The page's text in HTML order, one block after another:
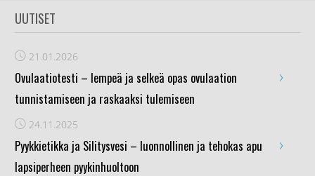
UUTISET
21.01.2026
Ovulaatiotesti – lempeä ja selkeä opas ovulaation
tunnistamiseen ja raskaaksi tulemiseen
›
24.11.2025
Pyykkietikka ja Silitysvesi – luonnollinen ja tehokas apu
lapsiperheen pyykinhuoltoon
›